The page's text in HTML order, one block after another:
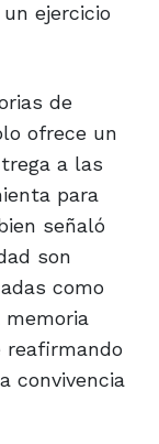
ejercicio
de
ofrece un
a las
para
señaló
son
como
reafirmando
convivencia